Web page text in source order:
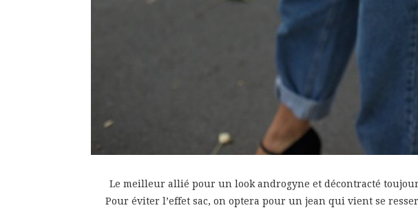
Le meilleur allié pour un look androgyne et décontracté
Pour éviter l’effet sac, on optera pour un jean qui vient se